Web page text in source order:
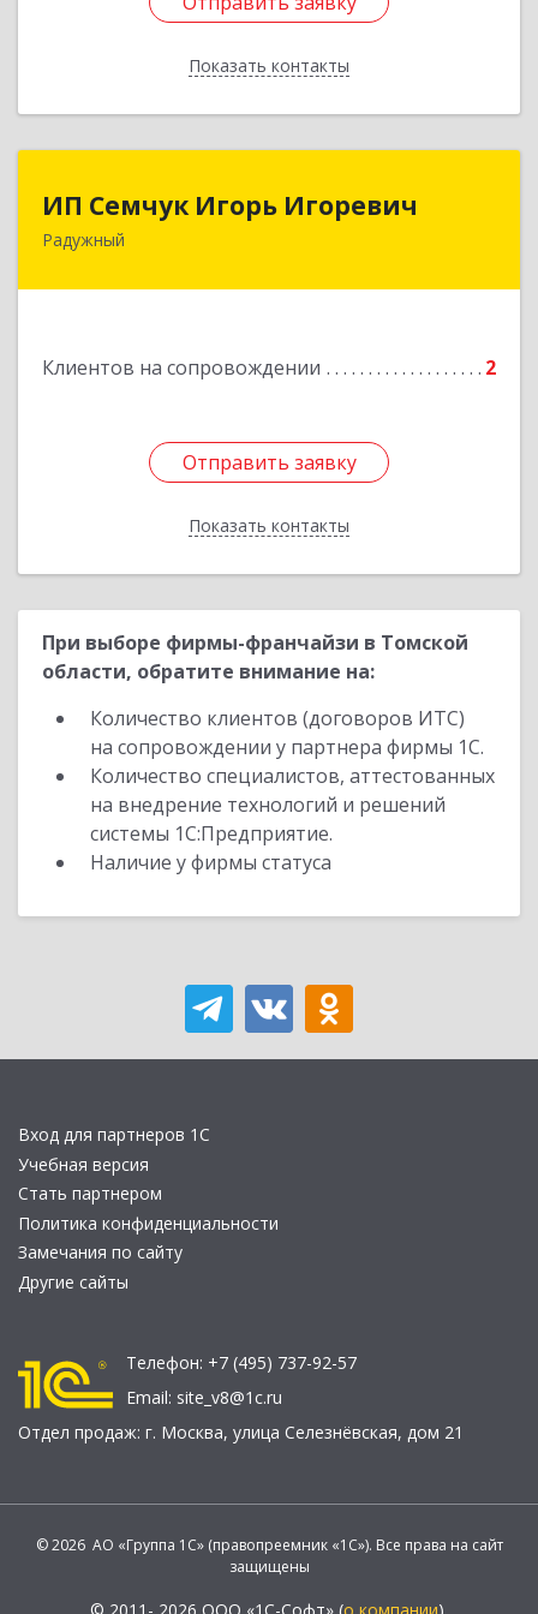
Показать контакты
Назад
ИП Семчук Игорь Игоревич
Радужный
Клиентов на сопровождении 2
Отправить заявку
Показать контакты
628464, ХМАО-Югра, г. Радужный, 1 мкн.,
Отправить заявку
Назад
При выборе фирмы-франчайзи в Томской
области, обратите внимание на:
Количество клиентов (договоров ИТС)
на сопровождении у партнера фирмы 1С.
Количество специалистов, аттестованных
на внедрение технологий и решений
системы 1С:Предприятие.
Наличие у фирмы статуса
Вход для партнеров 1С
Учебная версия
Стать партнером
Политика конфиденциальности
Замечания по сайту
Другие сайты
Телефон: +7 (495) 737-92-57
Email: site_v8@1c.ru
Отдел продаж: г. Москва, улица Селезнёвская, дом 21
© 2026 АО «Группа 1С» (правопреемник «1С»). Все права на сайт
защищены